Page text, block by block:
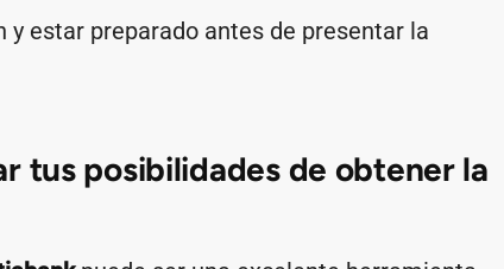
y estar preparado antes de presentar la
tus posibilidades de obtener la